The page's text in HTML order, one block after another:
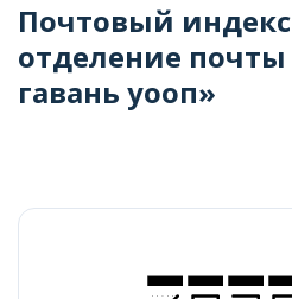
Почтовый
отделение почты
гавань уооп»